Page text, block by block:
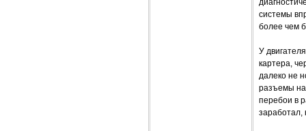
системы
более чем
У
картера,
далеко не
разъемы
перебои в
заработал,